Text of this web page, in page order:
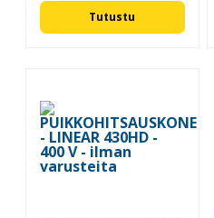
Tutustu